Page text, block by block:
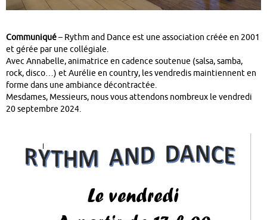
Communiqué– Rythm and Dance est une association créée en 2001
et gérée par une collégiale.
Avec Annabelle, animatrice en cadence soutenue (salsa, samba,
rock, disco…) et Aurélie en country, les vendredis maintiennent en
forme dans une ambiance décontractée.
Mesdames, Messieurs, nous vous attendons nombreux le vendredi
20 septembre 2024.